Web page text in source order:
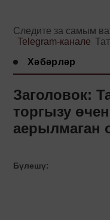
Следите за самым
Telegram-канале
Хәбәрләр
Заголовок:
торгызу
аерылмаган
Бүлешү: